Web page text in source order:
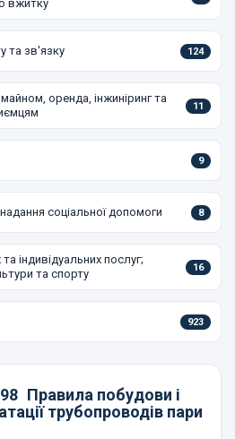
вжитку
та зв'язку 124
оренда, інжиніринг та
11
9
соціальної допомоги 8
індивідуальних послуг;
та спорту
16
923
Правила побудови і
трубопроводів пари